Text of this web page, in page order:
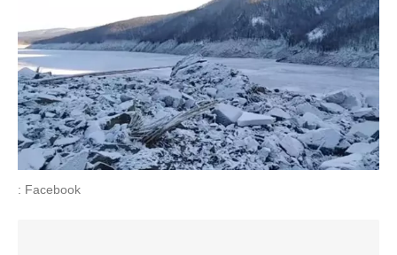
: Facebook